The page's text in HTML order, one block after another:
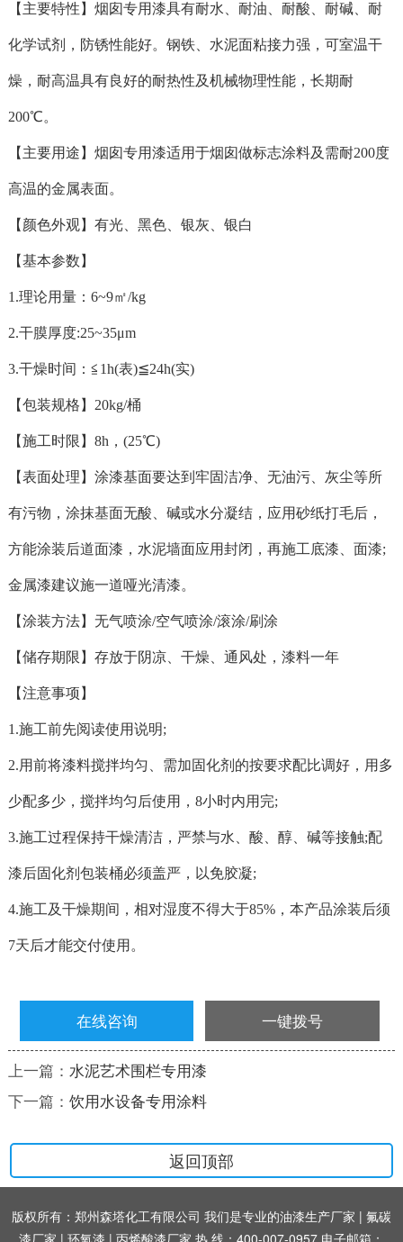
【主要特性】烟囱专用漆具有耐水、耐油、耐酸、耐碱、耐
化学试剂，防锈性能好。钢铁、水泥面粘接力强，可室温干
燥，耐高温具有良好的耐热性及机械物理性能，长期耐
200℃。
【主要用途】烟囱专用漆适用于烟囱做标志涂料及需耐200度
高温的金属表面。
【颜色外观】有光、黑色、银灰、银白
【基本参数】
1.理论用量：6~9㎡/kg
2.干膜厚度:25~35μm
3.干燥时间：≦1h(表)≦24h(实)
【包装规格】20kg/桶
【施工时限】8h，(25℃)
【表面处理】涂漆基面要达到牢固洁净、无油污、灰尘等所
有污物，涂抹基面无酸、碱或水分凝结，应用砂纸打毛后，
方能涂装后道面漆，水泥墙面应用封闭，再施工底漆、面漆;
金属漆建议施一道哑光清漆。
【涂装方法】无气喷涂/空气喷涂/滚涂/刷涂
【储存期限】存放于阴凉、干燥、通风处，漆料一年
【注意事项】
1.施工前先阅读使用说明;
2.用前将漆料搅拌均匀、需加固化剂的按要求配比调好，用多
少配多少，搅拌均匀后使用，8小时内用完;
3.施工过程保持干燥清洁，严禁与水、酸、醇、碱等接触;配
漆后固化剂包装桶必须盖严，以免胶凝;
4.施工及干燥期间，相对湿度不得大于85%，本产品涂装后须
7天后才能交付使用。
在线咨询 一键拨号
上一篇： 水泥艺术围栏专用漆
下一篇： 饮用水设备专用涂料
返回顶部
版权所有：郑州森塔化工有限公司 我们是专业的油漆生产厂家 | 氟碳
漆厂家 | 环氧漆 | 丙烯酸漆厂家 热 线：400-007-0957 电子邮箱：